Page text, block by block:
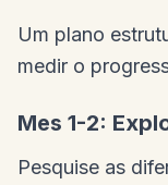
Um plano
medir o
Mes 1-2:
Pesquise as